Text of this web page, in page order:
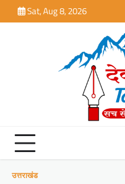
to
Sat, Aug 8, 2026
उत्तराखंड